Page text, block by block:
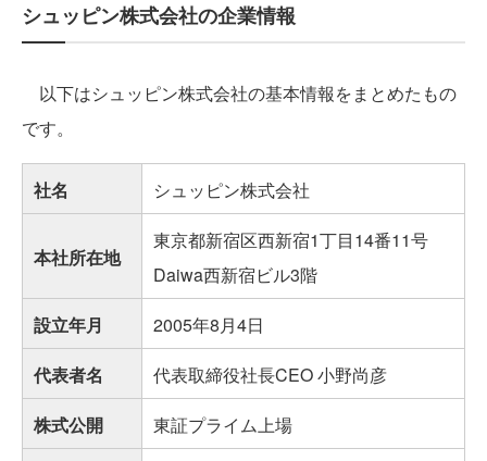
シュッピン株式会社の企業情報
以下はシュッピン株式会社の基本情報をまとめたもの
です。
社名 シュッピン株式会社
本社所在地
東京都新宿区西新宿1丁目14番11号
Daiwa西新宿ビル3階
設立年月
2005年8月4日
代表者名
代表取締役社長CEO 小野尚彦
株式公開
東証プライム上場